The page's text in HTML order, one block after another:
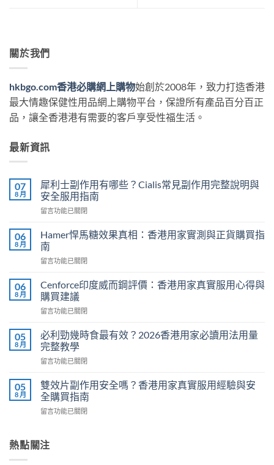
關於我們
hkbgo.com香港必購網上購物始創於2008年，致力打造香港
最大情趣保健性用品網上購物平台，保證所有產品百分百正
品，讓全香港港有需要的客戶享受性福生活。
最新資訊
07
8 月
犀利士副作用有哪些？Cialis常見副作用完整說明與
安全服用指南
在
利
士
副
作
有
哪
些？
Cialis
見
副
用
整
說
明
全
服
留言功能已關閉
06
8 月
Hamer悍馬糖效果真相：香港用家實測與正貨購買指
南
在
悍
馬
糖
效
真
相：
香
港
家
實
與
購
留言功能已關閉
06
8 月
Cenforce印度威而鋼評價：香港用家真實服用心得與
購買建議
在
印
度
威
而
評
價：
港
真
留言功能已關閉
05
8 月
必利勁幾時食最有效？2026香港用家必讀用法用量
完整教學
在
利
勁
幾
時
有
留言功能已關閉
05
8 月
雙效片副作用安全嗎？香港用家真實服用經驗與安
全購買指南
在
片
副
留言功能已關閉
熱點關注